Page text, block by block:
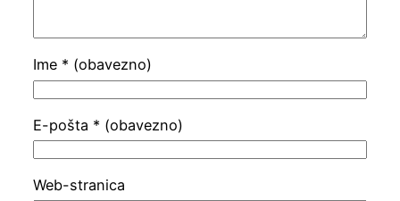
Ime * (obavezno)
E-pošta * (obavezno)
Web-stranica